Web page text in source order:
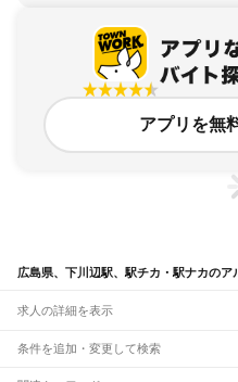
アプリを無
広島県、下川辺駅、駅チカ・駅ナカのア
求人の詳細を表示
条件を追加・変更して検索